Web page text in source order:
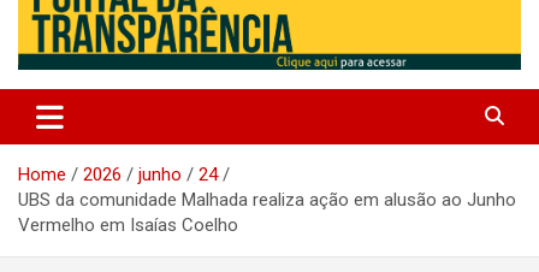
Coelho
Home 2026 junho
24
UBS da comunidade Malhada realiza ação em alusão ao Junho
Vermelho em Isaías Coelho